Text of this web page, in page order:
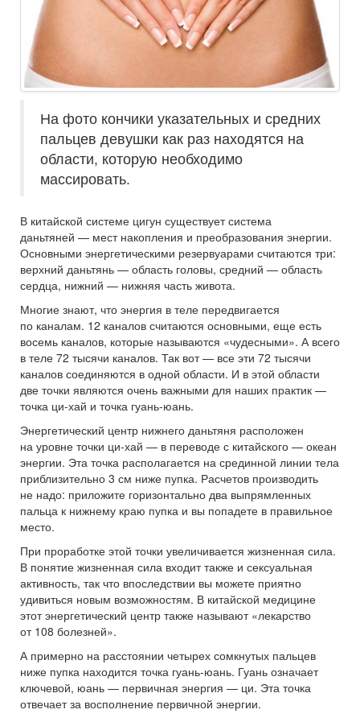
На фото кончики указательных и средних
пальцев девушки как раз находятся на
области, которую необходимо
массировать.
В китайской системе цигун существует система
даньтяней — мест накопления и преобразования энергии.
Основными энергетическими резервуарами считаются три:
верхний даньтянь — область головы, средний — область
сердца, нижний — нижняя часть живота.
Многие знают, что энергия в теле передвигается
по каналам. 12 каналов считаются основными, еще есть
восемь каналов, которые называются «чудесными». А всего
в теле 72 тысячи каналов. Так вот — все эти 72 тысячи
каналов соединяются в одной области. И в этой области
две точки являются очень важными для наших практик —
точка ци-хай и точка гуань-юань.
Энергетический центр нижнего даньтяня расположен
на уровне точки ци-хай — в переводе с китайского — океан
энергии. Эта точка располагается на срединной линии тела
приблизительно 3 см ниже пупка. Расчетов производить
не надо: приложите горизонтально два выпрямленных
пальца к нижнему краю пупка и вы попадете в правильное
место.
При проработке этой точки увеличивается жизненная сила.
В понятие жизненная сила входит также и сексуальная
активность, так что впоследствии вы можете приятно
удивиться новым возможностям. В китайской медицине
этот энергетический центр также называют «лекарство
от 108 болезней».
А примерно на расстоянии четырех сомкнутых пальцев
ниже пупка находится точка гуань-юань. Гуань означает
ключевой, юань — первичная энергия — ци. Эта точка
отвечает за восполнение первичной энергии.